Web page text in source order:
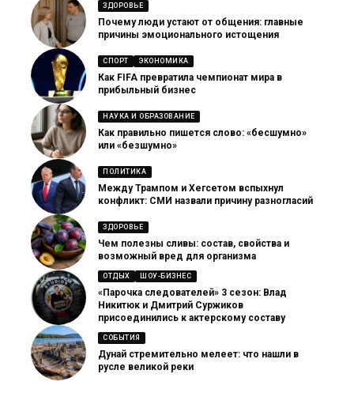
ЗДОРОВЬЕ
Почему люди устают от общения: главные
причины эмоционального истощения
СПОРТ ЭКОНОМИКА
Как FIFA превратила чемпионат мира в
прибыльный бизнес
НАУКА И ОБРАЗОВАНИЕ
Как правильно пишется слово: «бесшумно»
или «безшумно»
ПОЛИТИКА
Между Трампом и Хегсетом вспыхнул
конфликт: СМИ назвали причину разногласий
ЗДОРОВЬЕ
Чем полезны сливы: состав, свойства и
возможный вред для организма
ОТДЫХ ШОУ-БИЗНЕС
«Парочка следователей» 3 сезон: Влад
Никитюк и Дмитрий Суржиков
присоединились к актерскому составу
СОБЫТИЯ
Дунай стремительно мелеет: что нашли в
русле великой реки